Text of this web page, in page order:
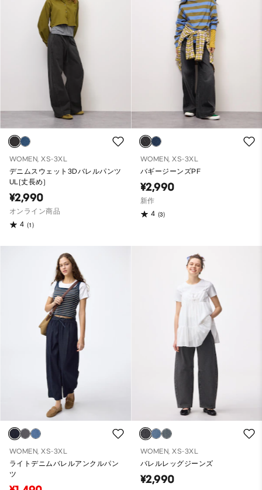
WOMEN, XS-3XL
デニムスウェット3Dバレルパンツ
UL(丈長め)
¥2,990
オンライン商品
4 (1)
WOMEN, XS-3XL
バギージーンズPF
¥2,990
新作
4 (3)
WOMEN, XS-3XL
ライトデニムバレルアンクルパン
ツ
WOMEN, XS-3XL
バレルレッグジーンズ
¥2,990